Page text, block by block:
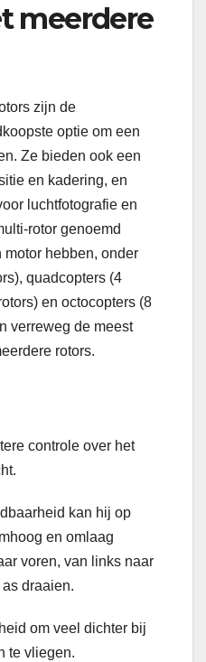
meerdere
zijn de
optie om een
Ze bieden ook een
en kadering, en
luchtfotografie en
rotor genoemd
motor hebben, onder
quadcopters (4
en octocopters (8
verreweg de meest
rotors.
controle over het
kan hij op
en omlaag
voren, van links naar
draaien.
om veel dichter bij
te vliegen.